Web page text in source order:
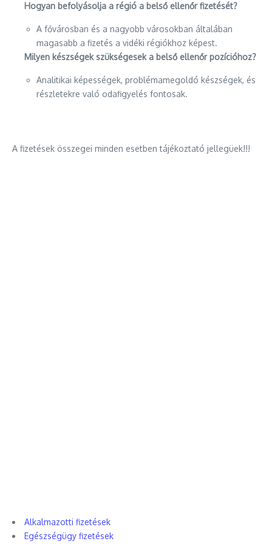
Hogyan befolyásolja a régió a belső ellenőr fizetését?
A fővárosban és a nagyobb városokban általában
magasabb a fizetés a vidéki régiókhoz képest.
Milyen készségek szükségesek a belső ellenőr pozícióhoz?
Analitikai képességek, problémamegoldó készségek, és
részletekre való odafigyelés fontosak.
A fizetések összegei minden esetben tájékoztató jellegüek!!!
Alkalmazotti fizetések
Egészségügy fizetések